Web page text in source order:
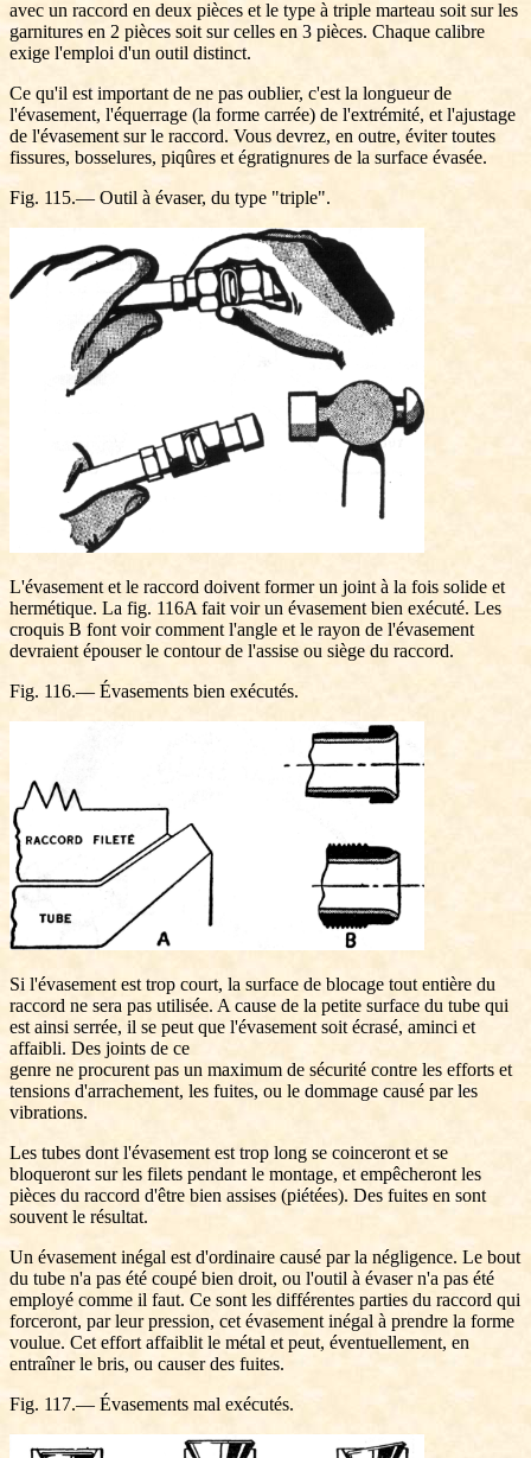
avec un raccord en deux pièces et le type à triple marteau soit sur les
garnitures en 2 pièces soit sur celles en 3 pièces. Chaque calibre
exige l'emploi d'un outil distinct.
Ce qu'il est important de ne pas oublier, c'est la longueur de
l'évasement, l'équerrage (la forme carrée) de l'extrémité, et l'ajustage
de l'évasement sur le raccord. Vous devrez, en outre, éviter toutes
fissures, bosselures, piqûres et égratignures de la surface évasée.
Fig. 115.— Outil à évaser, du type "triple".
L'évasement et le raccord doivent former un joint à la fois solide et
hermétique. La fig. 116A fait voir un évasement bien exécuté. Les
croquis B font voir comment l'angle et le rayon de l'évasement
devraient épouser le contour de l'assise ou siège du raccord.
Fig. 116.— Évasements bien exécutés.
Si l'évasement est trop court, la surface de blocage tout entière du
raccord ne sera pas utilisée. A cause de la petite surface du tube qui
est ainsi serrée, il se peut que l'évasement soit écrasé, aminci et
affaibli. Des joints de ce
genre ne procurent pas un maximum de sécurité contre les efforts et
tensions d'arrachement, les fuites, ou le dommage causé par les
vibrations.
Les tubes dont l'évasement est trop long se coinceront et se
bloqueront sur les filets pendant le montage, et empêcheront les
pièces du raccord d'être bien assises (piétées). Des fuites en sont
souvent le résultat.
Un évasement inégal est d'ordinaire causé par la négligence. Le bout
du tube n'a pas été coupé bien droit, ou l'outil à évaser n'a pas été
employé comme il faut. Ce sont les différentes parties du raccord qui
forceront, par leur pression, cet évasement inégal à prendre la forme
voulue. Cet effort affaiblit le métal et peut, éventuellement, en
entraîner le bris, ou causer des fuites.
Fig. 117.— Évasements mal exécutés.